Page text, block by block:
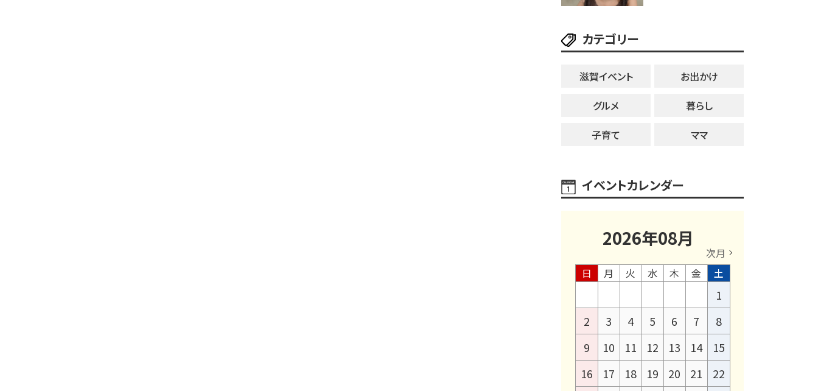
祭り】
カテゴリー
滋賀イベント
お出かけ
グルメ
暮らし
子育て
ママ
イベントカレンダー
2026年08月
次月
日
月 火 水 木 金 土
1
2
3 4 5 6 7
8
9
10 11 12 13 14
15
16
17 18 19 20 21
22